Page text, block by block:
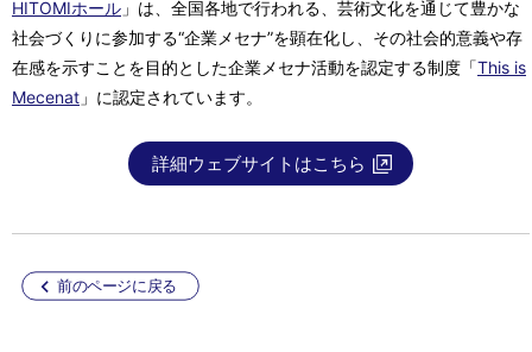
HITOMIホール 」は、全国各地で行われる、芸術文化を通じて豊かな
社会づくりに参加する“企業メセナ”を顕在化し、その社会的意義や存
在感を示すことを目的とした企業メセナ活動を認定する制度「This is
Mecenat 」に認定されています。
詳細ウェブサイトはこちら
前のページに戻る